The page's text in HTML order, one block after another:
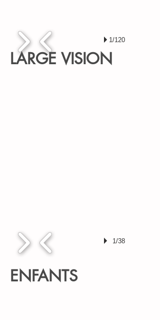
1/120
LARGE VISION
1/38
ENFANTS